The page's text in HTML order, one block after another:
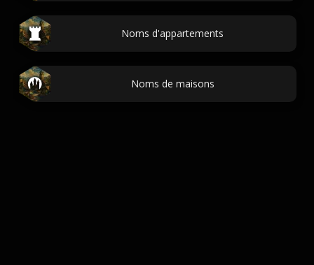
Noms d'appartements
Noms de maisons